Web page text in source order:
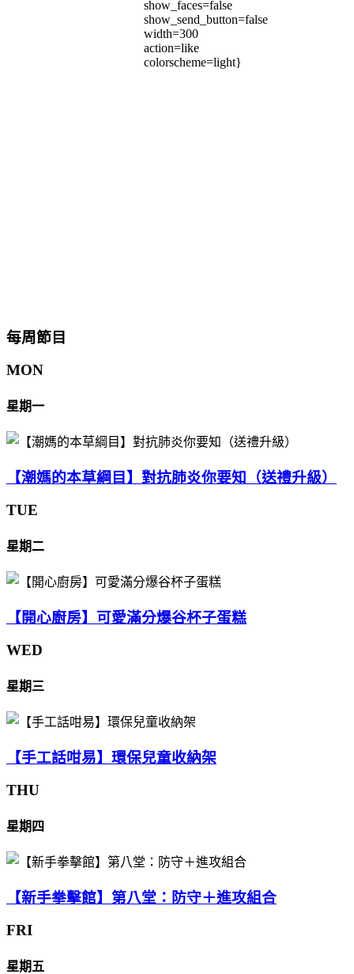
show_faces=false
show_send_button=false
width=300
action=like
colorscheme=light}
每周節目
MON
星期一
【潮媽的本草綱目】對抗肺炎你要知（送禮升級）
TUE
星期二
【開心廚房】可愛滿分爆谷杯子蛋糕
WED
星期三
【手工話咁易】環保兒童收納架
THU
星期四
【新手拳擊館】第八堂：防守＋進攻組合
FRI
星期五